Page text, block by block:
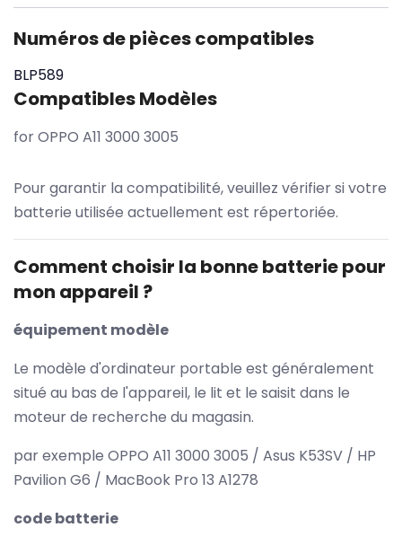
Numéros de pièces compatibles
BLP589
Compatibles Modèles
for OPPO A11 3000 3005
Pour garantir la compatibilité, veuillez vérifier si votre
batterie utilisée actuellement est répertoriée.
Comment choisir la bonne batterie pour
mon appareil ?
équipement modèle
Le modèle d'ordinateur portable est généralement
situé au bas de l'appareil, le lit et le saisit dans le
moteur de recherche du magasin.
par exemple OPPO A11 3000 3005 / Asus K53SV / HP
Pavilion G6 / MacBook Pro 13 A1278
code batterie